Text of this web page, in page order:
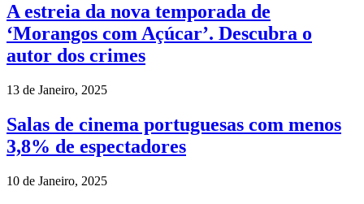
A estreia da nova temporada de
‘Morangos com Açúcar’. Descubra o
autor dos crimes
13 de Janeiro, 2025
Salas de cinema portuguesas com menos
3,8% de espectadores
10 de Janeiro, 2025